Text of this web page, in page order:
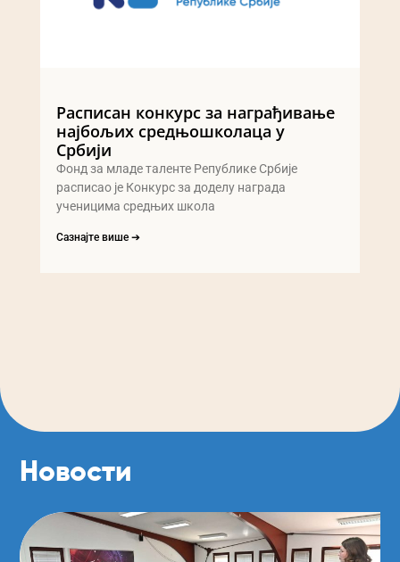
Расписан конкурс за награђивање
најбољих средњошколаца у
Србији
Фонд за младе таленте Републике Србије
расписао је Конкурс за доделу награда
ученицима средњих школа
Сазнајте више ➔
Новости